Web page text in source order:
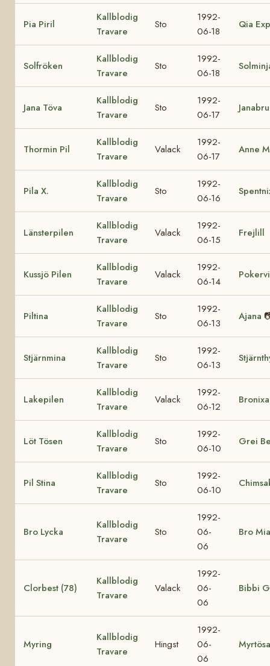
Pia Piril
Kallblodig
Travare
Sto
1992-
06-18
Qia
Solfröken
Kallblodig
Travare
Sto
1992-
06-18
Jana Töva
Kallblodig
Travare
Sto
1992-
06-17
Thormin Pil
Kallblodig
Travare
Valack
1992-
06-17
Anne
Pila X.
Kallblodig
Travare
Sto
1992-
06-16
Länsterpilen
Kallblodig
Travare
Valack
1992-
06-15
Frejlill
Kussjö Pilen
Kallblodig
Travare
Valack
1992-
06-14
Piltina
Kallblodig
Travare
Sto
1992-
06-13
Ajana
Stjärnmina
Kallblodig
Travare
Sto
1992-
06-13
Lakepilen
Kallblodig
Travare
Valack
1992-
06-12
Bronixa
Löt Tösen
Kallblodig
Travare
Sto
1992-
06-10
Grei
Pil Stina
Kallblodig
Travare
Sto
1992-
06-10
Bro Lycka
Kallblodig
Travare
Sto
1992-
06-
06
Bro Mia
Clorbest (78)
Kallblodig
Travare
Valack
1992-
06-
06
Bibbi
Myring
Kallblodig
Travare
Hingst
1992-
06-
06
Myrtösa